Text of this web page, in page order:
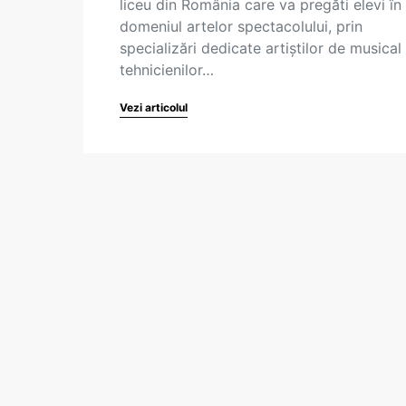
liceu din România care va pregăti elevi în
domeniul artelor spectacolului, prin
specializări dedicate artiștilor de musical
tehnicienilor…
Vezi articolul